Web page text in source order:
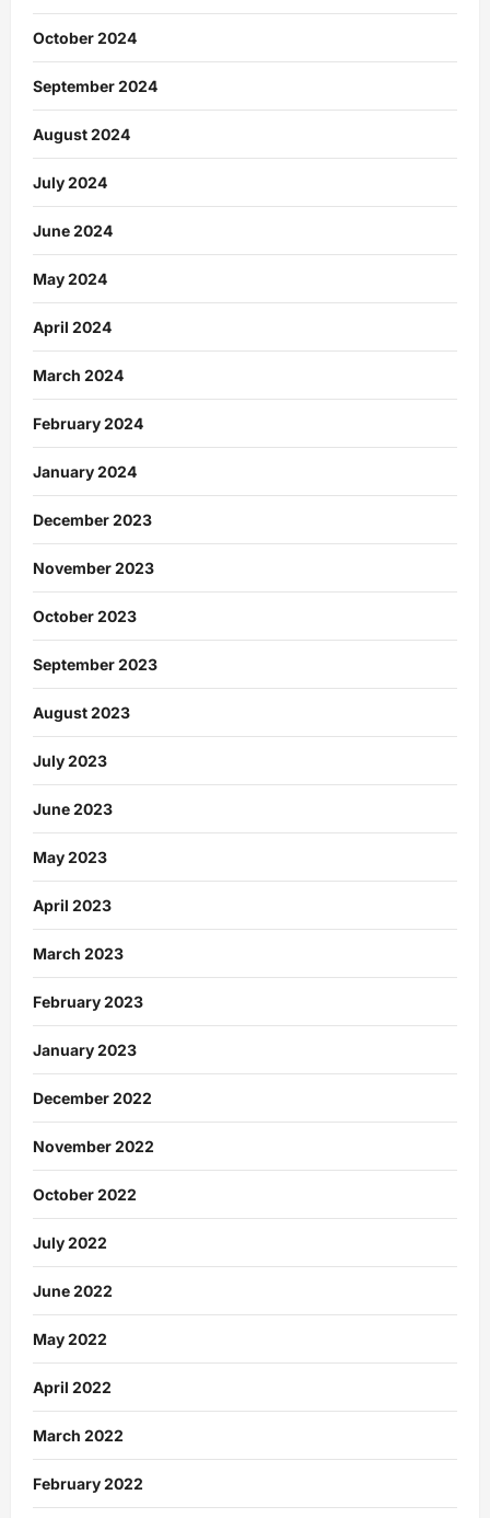
October 2024
September 2024
August 2024
July 2024
June 2024
May 2024
April 2024
March 2024
February 2024
January 2024
December 2023
November 2023
October 2023
September 2023
August 2023
July 2023
June 2023
May 2023
April 2023
March 2023
February 2023
January 2023
December 2022
November 2022
October 2022
July 2022
June 2022
May 2022
April 2022
March 2022
February 2022